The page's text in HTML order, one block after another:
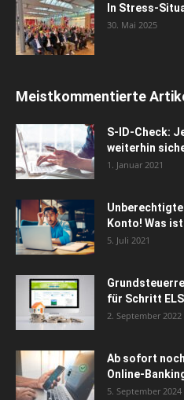
In Stress-
30. Mai 2025
Meistkommentierte
S-ID-Check:
weiterhin
1. Januar 2021
Unberechtigte
Konto! Was
5. Juli 2021
für Schritt
2. September 2022
Ab sofort
Online-
5. September 2024